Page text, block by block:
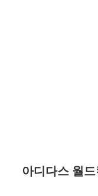
아디다스 월